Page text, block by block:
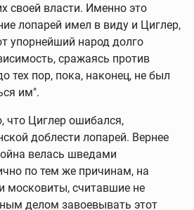
своей власти. Именно это
лопарей имел в виду и Циглер,
упорнейший народ долго
сражаясь против
тех пор, пока, наконец, не был
им".
что Циглер ошибался,
доблести лопарей. Вернее
велась шведами
по тем же причинам, на
московиты, считавшие не
делом завоевывать этот